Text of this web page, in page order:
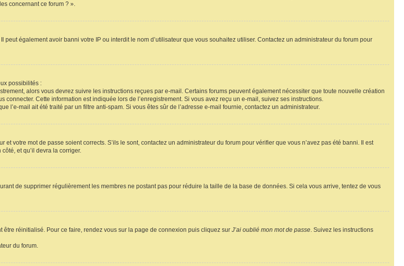
concernant ce forum ? ».
peut également avoir banni votre IP ou interdit le nom d’utilisateur que vous souhaitez utiliser. Contactez un administrateur du forum pour
possibilités :
alors vous devrez suivre les instructions reçues par e-mail. Certains forums peuvent également nécessiter que toute nouvelle création
Cette information est indiquée lors de l’enregistrement. Si vous avez reçu un e-mail, suivez ses instructions.
l’e-mail ait été traité par un filtre anti-spam. Si vous êtes sûr de l’adresse e-mail fournie, contactez un administrateur.
votre mot de passe soient corrects. S’ils le sont, contactez un administrateur du forum pour vérifier que vous n’avez pas été banni. Il est
et qu’il devra la corriger.
de supprimer régulièrement les membres ne postant pas pour réduire la taille de la base de données. Si cela vous arrive, tentez de vous
réinitialisé. Pour ce faire, rendez vous sur la page de connexion puis cliquez sur J’ai oublié mon mot de passe. Suivez les instructions
du forum.